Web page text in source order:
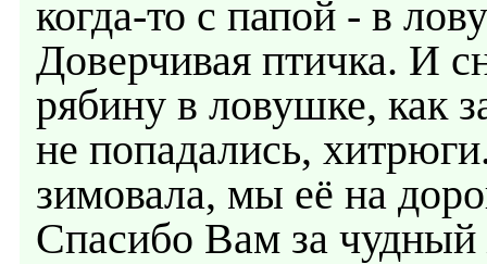
когда-то с папой - в
Доверчивая птичка. И
рябину в ловушке, как
не попадались,
зимовала, мы её на
Спасибо Вам за чудный